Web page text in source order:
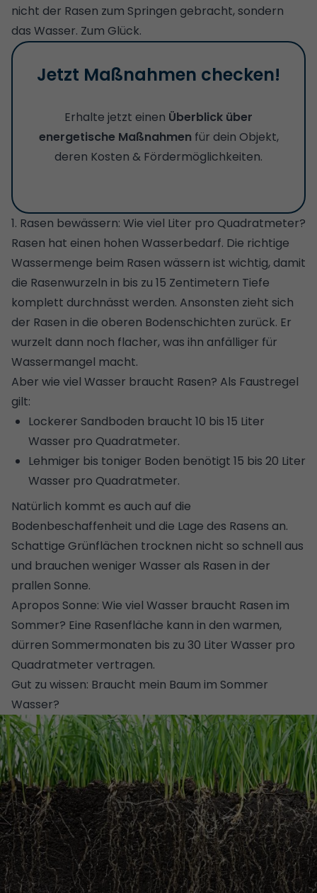
nicht der Rasen zum Springen gebracht, sondern
das Wasser. Zum Glück.
Jetzt Maßnahmen checken!
Erhalte jetzt einen Überblick über
energetische Maßnahmen für dein Objekt,
deren Kosten & Fördermöglichkeiten.
1. Rasen bewässern: Wie viel Liter pro Quadratmeter?
Rasen hat einen hohen Wasserbedarf. Die richtige
Wassermenge beim Rasen wässern ist wichtig, damit
die Rasenwurzeln in bis zu 15 Zentimetern Tiefe
komplett durchnässt werden. Ansonsten zieht sich
der Rasen in die oberen Bodenschichten zurück. Er
wurzelt dann noch flacher, was ihn anfälliger für
Wassermangel macht.
Aber wie viel Wasser braucht Rasen? Als Faustregel
gilt:
Lockerer Sandboden braucht 10 bis 15 Liter
Wasser pro Quadratmeter.
Lehmiger bis toniger Boden benötigt 15 bis 20 Liter
Wasser pro Quadratmeter.
Natürlich kommt es auch auf die
Bodenbeschaffenheit und die Lage des Rasens an.
Schattige Grünflächen trocknen nicht so schnell aus
und brauchen weniger Wasser als Rasen in der
prallen Sonne.
Apropos Sonne: Wie viel Wasser braucht Rasen im
Sommer? Eine Rasenfläche kann in den warmen,
dürren Sommermonaten bis zu 30 Liter Wasser pro
Quadratmeter vertragen.
Gut zu wissen: Braucht mein Baum im Sommer
Wasser?